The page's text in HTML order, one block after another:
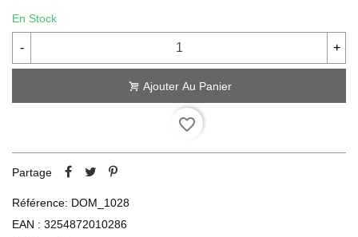
En Stock
- +
Ajouter Au Panier
favorite_border
Partage
Référence: DOM_1028
EAN : 3254872010286